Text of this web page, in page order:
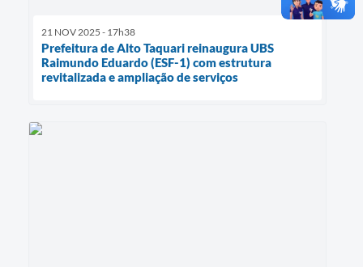
21 NOV 2025 - 17h38
Prefeitura de Alto Taquari reinaugura UBS
Raimundo Eduardo (ESF-1) com estrutura
revitalizada e ampliação de serviços